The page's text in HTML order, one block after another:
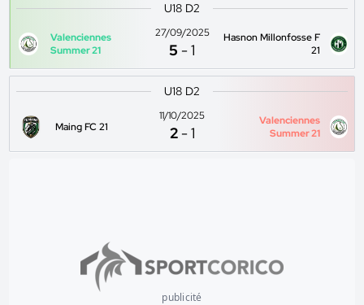
U18 D2
Valenciennes
Summer 21
27/09/2025
5 -1
Hasnon Millonfosse F
21
U18 D2
Maing FC 21
11/10/2025
2 -1
Valenciennes
Summer 21
publicité